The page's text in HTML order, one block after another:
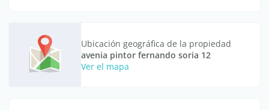
Ubicación geográfica de la propiedad
avenia pintor fernando soria 12
Ver el mapa